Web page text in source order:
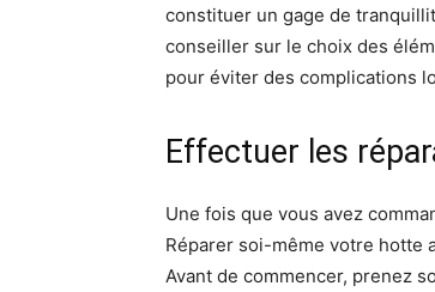
constituer un gage de
conseiller sur le choix des
pour éviter des complications
Effectuer les
Une fois que vous avez
Réparer soi-même votre hotte
Avant de commencer, prenez